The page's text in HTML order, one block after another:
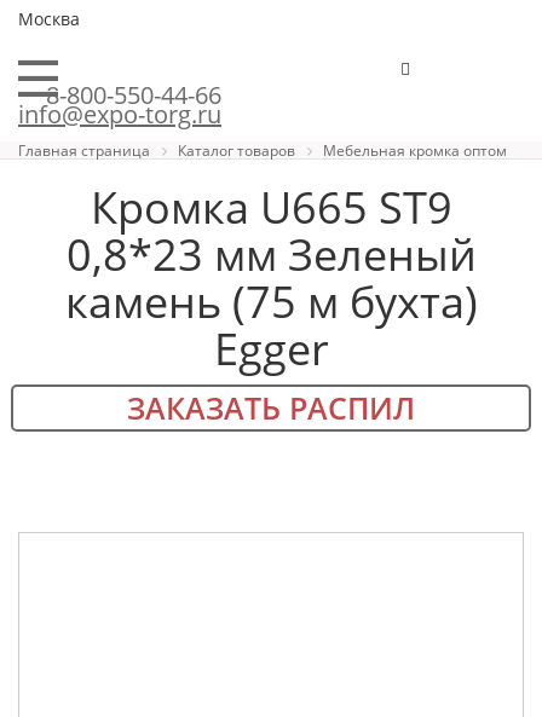
Москва
8-800-550-44-66
info@expo-torg.ru
Главная страница Каталог товаров Мебельная кромка оптом
Кромка U665 ST9
0,8*23 мм Зеленый
камень (75 м бухта)
Egger
ЗАКАЗАТЬ РАСПИЛ